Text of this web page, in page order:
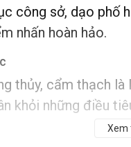
công sở, dạo phố
nhấn hoàn hảo.
thủy, cẩm thạch
khỏi những điều
tượng trưng